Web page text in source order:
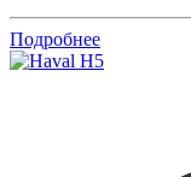
Подробнее